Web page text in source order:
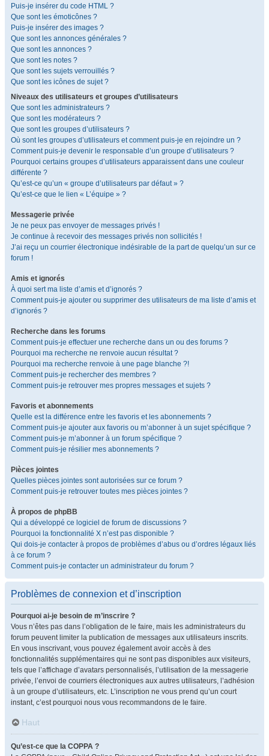
Puis-je insérer du code HTML ?
Que sont les émoticônes ?
Puis-je insérer des images ?
Que sont les annonces générales ?
Que sont les annonces ?
Que sont les notes ?
Que sont les sujets verrouillés ?
Que sont les icônes de sujet ?
Niveaux des utilisateurs et groupes d’utilisateurs
Que sont les administrateurs ?
Que sont les modérateurs ?
Que sont les groupes d’utilisateurs ?
Où sont les groupes d’utilisateurs et comment puis-je en rejoindre un ?
Comment puis-je devenir le responsable d’un groupe d’utilisateurs ?
Pourquoi certains groupes d’utilisateurs apparaissent dans une couleur
différente ?
Qu’est-ce qu’un « groupe d’utilisateurs par défaut » ?
Qu’est-ce que le lien « L’équipe » ?
Messagerie privée
Je ne peux pas envoyer de messages privés !
Je continue à recevoir des messages privés non sollicités !
J’ai reçu un courrier électronique indésirable de la part de quelqu’un sur ce
forum !
Amis et ignorés
À quoi sert ma liste d’amis et d’ignorés ?
Comment puis-je ajouter ou supprimer des utilisateurs de ma liste d’amis et
d’ignorés ?
Recherche dans les forums
Comment puis-je effectuer une recherche dans un ou des forums ?
Pourquoi ma recherche ne renvoie aucun résultat ?
Pourquoi ma recherche renvoie à une page blanche ?!
Comment puis-je rechercher des membres ?
Comment puis-je retrouver mes propres messages et sujets ?
Favoris et abonnements
Quelle est la différence entre les favoris et les abonnements ?
Comment puis-je ajouter aux favoris ou m’abonner à un sujet spécifique ?
Comment puis-je m’abonner à un forum spécifique ?
Comment puis-je résilier mes abonnements ?
Pièces jointes
Quelles pièces jointes sont autorisées sur ce forum ?
Comment puis-je retrouver toutes mes pièces jointes ?
À propos de phpBB
Qui a développé ce logiciel de forum de discussions ?
Pourquoi la fonctionnalité X n’est pas disponible ?
Qui dois-je contacter à propos de problèmes d’abus ou d’ordres légaux liés
à ce forum ?
Comment puis-je contacter un administrateur du forum ?
Problèmes de connexion et d’inscription
Pourquoi ai-je besoin de m’inscrire ?
Vous n’êtes pas dans l’obligation de le faire, mais les administrateurs du
forum peuvent limiter la publication de messages aux utilisateurs inscrits.
En vous inscrivant, vous pouvez également avoir accès à des
fonctionnalités supplémentaires qui ne sont pas disponibles aux visiteurs,
tels que l’affichage d’avatars personnalisés, l’utilisation de la messagerie
privée, l’envoi de courriers électroniques aux autres utilisateurs, l’adhésion
à un groupe d’utilisateurs, etc. L’inscription ne vous prend qu’un court
instant, c’est pourquoi nous vous recommandons de le faire.
Haut
Qu’est-ce que la COPPA ?